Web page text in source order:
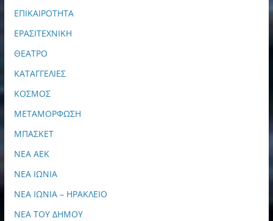
ΕΠΙΚΑΙΡΟΤΗΤΑ
ΕΡΑΣΙΤΕΧΝΙΚΗ
ΘΕΑΤΡΟ
ΚΑΤΑΓΓΕΛΙΕΣ
ΚΟΣΜΟΣ
ΜΕΤΑΜΟΡΦΩΣΗ
ΜΠΑΣΚΕΤ
ΝΕΑ ΑΕΚ
ΝΕΑ ΙΩΝΙΑ
ΝΕΑ ΙΩΝΙΑ – ΗΡΑΚΛΕΙΟ
ΝΕΑ ΤΟΥ ΔΗΜΟΥ